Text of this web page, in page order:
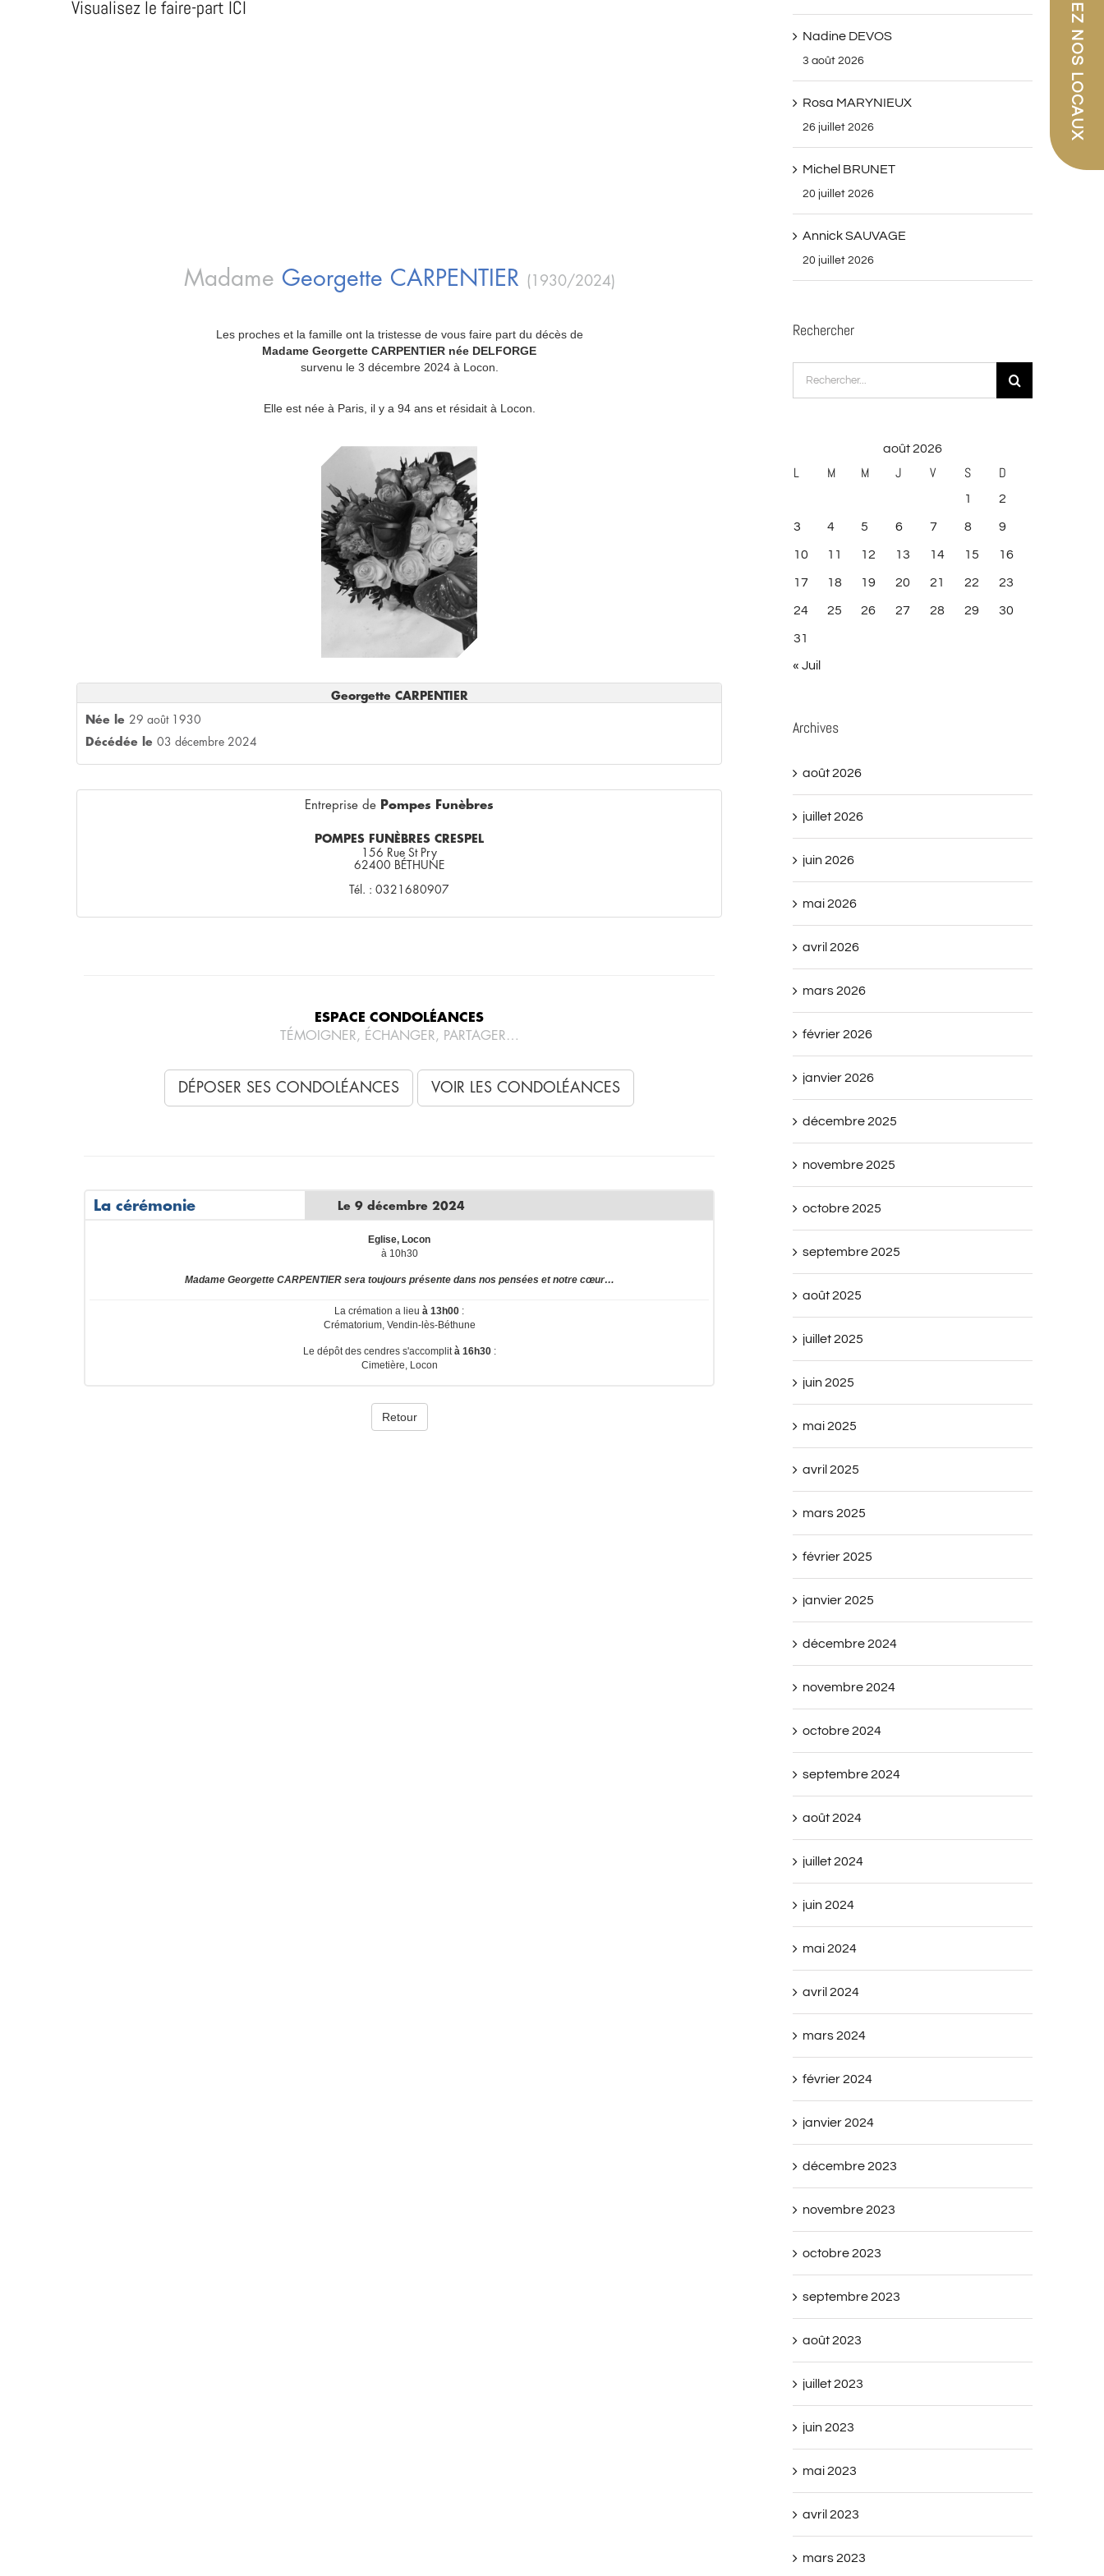
Visualisez le faire-part ICI
Nadine DEVOS
3 août 2026
Rosa MARYNIEUX
26 juillet 2026
Michel BRUNET
20 juillet 2026
Annick SAUVAGE
20 juillet 2026
Rechercher
Rechercher:
août 2026
L M M J V S D
1 2
3 4 5 6 7 8 9
10 11 12 13 14 15 16
17 18 19 20 21 22 23
24 25 26 27 28 29 30
31
« Juil
Archives
août 2026
juillet 2026
juin 2026
mai 2026
avril 2026
mars 2026
février 2026
janvier 2026
décembre 2025
novembre 2025
octobre 2025
septembre 2025
août 2025
juillet 2025
juin 2025
mai 2025
avril 2025
mars 2025
février 2025
janvier 2025
décembre 2024
novembre 2024
octobre 2024
septembre 2024
août 2024
juillet 2024
juin 2024
mai 2024
avril 2024
mars 2024
février 2024
janvier 2024
décembre 2023
novembre 2023
octobre 2023
septembre 2023
août 2023
juillet 2023
juin 2023
mai 2023
avril 2023
mars 2023